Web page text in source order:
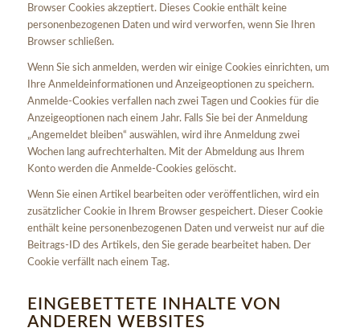
Browser Cookies akzeptiert. Dieses Cookie enthält keine
personenbezogenen Daten und wird verworfen, wenn Sie Ihren
Browser schließen.
Wenn Sie sich anmelden, werden wir einige Cookies einrichten, um
Ihre Anmeldeinformationen und Anzeigeoptionen zu speichern.
Anmelde-Cookies verfallen nach zwei Tagen und Cookies für die
Anzeigeoptionen nach einem Jahr. Falls Sie bei der Anmeldung
„Angemeldet bleiben“ auswählen, wird ihre Anmeldung zwei
Wochen lang aufrechterhalten. Mit der Abmeldung aus Ihrem
Konto werden die Anmelde-Cookies gelöscht.
Wenn Sie einen Artikel bearbeiten oder veröffentlichen, wird ein
zusätzlicher Cookie in Ihrem Browser gespeichert. Dieser Cookie
enthält keine personenbezogenen Daten und verweist nur auf die
Beitrags-ID des Artikels, den Sie gerade bearbeitet haben. Der
Cookie verfällt nach einem Tag.
EINGEBETTETE INHALTE VON
ANDEREN WEBSITES